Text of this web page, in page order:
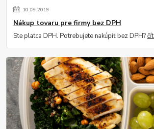
10.09.2019
Nákup tovaru pre firmy bez DPH
Ste platca DPH. Potrebujete nakúpiť bez DPH?